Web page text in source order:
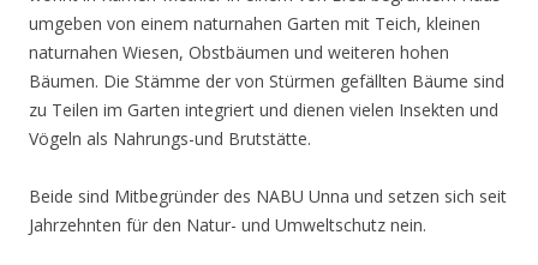
umgeben von einem naturnahen Garten mit Teich, kleinen
naturnahen Wiesen, Obstbäumen und weiteren hohen
Bäumen. Die Stämme der von Stürmen gefällten Bäume sind
zu Teilen im Garten integriert und dienen vielen Insekten und
Vögeln als Nahrungs-und Brutstätte.
Beide sind Mitbegründer des NABU Unna und setzen sich seit
Jahrzehnten für den Natur- und Umweltschutz nein.